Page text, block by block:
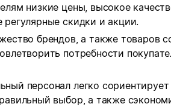
низкие цены, высокое
скидки и акции.
брендов, а также товаров
потребности
персонал легко
выбор, а также